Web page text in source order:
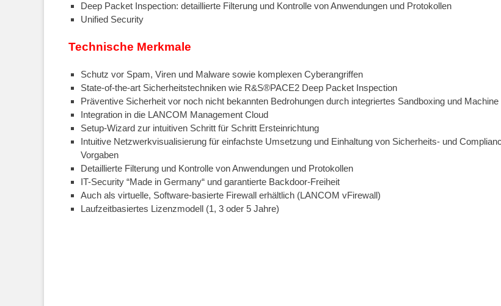
Deep Packet Inspection: detaillierte Filterung und Kontrolle von Anwendungen und Protokollen
Unified Security
Technische Merkmale
Schutz vor Spam, Viren und Malware sowie komplexen Cyberangriffen
State-of-the-art Sicherheitstechniken wie R&S®PACE2 Deep Packet Inspection
Präventive Sicherheit vor noch nicht bekannten Bedrohungen durch integriertes Sandboxing und Machine
Integration in die LANCOM Management Cloud
Setup-Wizard zur intuitiven Schritt für Schritt Ersteinrichtung
Intuitive Netzwerkvisualisierung für einfachste Umsetzung und Einhaltung von Sicherheits- und
Vorgaben
Detaillierte Filterung und Kontrolle von Anwendungen und Protokollen
IT-Security “Made in Germany“ und garantierte Backdoor-Freiheit
Auch als virtuelle, Software-basierte Firewall erhältlich (LANCOM vFirewall)
Laufzeitbasiertes Lizenzmodell (1, 3 oder 5 Jahre)